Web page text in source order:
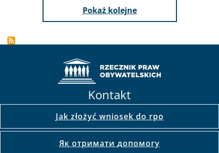
Pokaż kolejne
Kontakt
Jak złożyć wniosek do rpo
Як отримати допомогу